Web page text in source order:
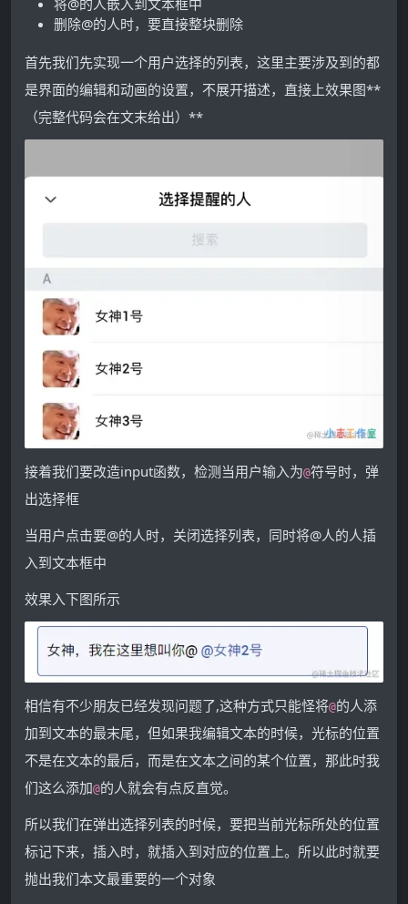
删除@的人时，要直接整块删除
首先我们先实现一个用户选择的列表，这里主要涉及到的都
是界面的编辑和动画的设置，不展开描述，直接上效果图**
（完整代码会在文末给出）**
接着我们要改造input函数，检测当用户输入为@符号时，弹
出选择框
当用户点击要@的人时，关闭选择列表，同时将@人的人插
入到文本框中
效果入下图所示
相信有不少朋友已经发现问题了,这种方式只能怪将@的人添
加到文本的最末尾，但如果我编辑文本的时候，光标的位置
不是在文本的最后，而是在文本之间的某个位置，那此时我
们这么添加@的人就会有点反直觉。
所以我们在弹出选择列表的时候，要把当前光标所处的位置
标记下来，插入时，就插入到对应的位置上。所以此时就要
抛出我们本文最重要的一个对象